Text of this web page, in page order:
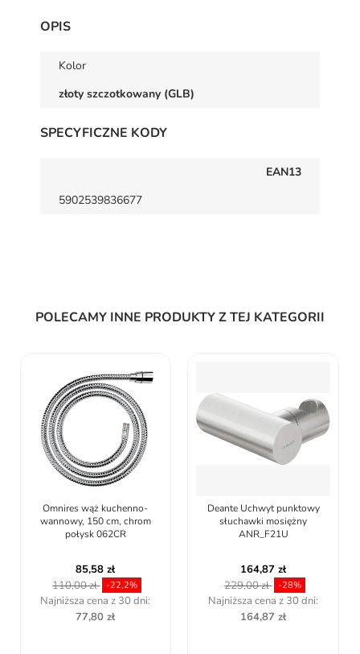
OPIS
Kolor
złoty szczotkowany (GLB)
SPECYFICZNE KODY
EAN13
5902539836677
POLECAMY INNE PRODUKTY Z TEJ KATEGORII
Omnires wąż kuchenno-
wannowy, 150 cm, chrom
połysk 062CR
85,58 zł
110,00 zł -22,2%
Najniższa cena z 30 dni:
77,80 zł
Deante Uchwyt punktowy
słuchawki mosiężny
ANR_F21U
164,87 zł
229,00 zł -28%
Najniższa cena z 30 dni:
164,87 zł